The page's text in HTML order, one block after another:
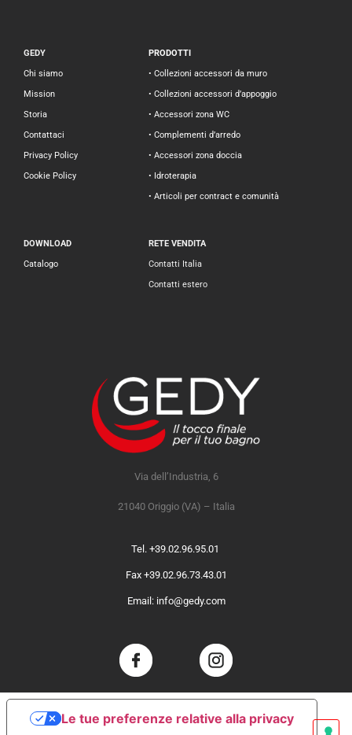
GEDY
Chi siamo
Mission
Storia
Contattaci
Privacy Policy
Cookie Policy
PRODOTTI
• Collezioni accessori da muro
• Collezioni accessori d’appoggio
• Accessori zona WC
• Complementi d’arredo
• Accessori zona doccia
• Idroterapia
• Articoli per contract e comunità
DOWNLOAD
Catalogo
RETE VENDITA
Contatti Italia
Contatti estero
Via dell’Industria, 6
21040 Origgio (VA) – Italia
Tel. +39.02.96.95.01
Fax +39.02.96.73.43.01
Email: info@gedy.com
Le tue preferenze relative alla privacy